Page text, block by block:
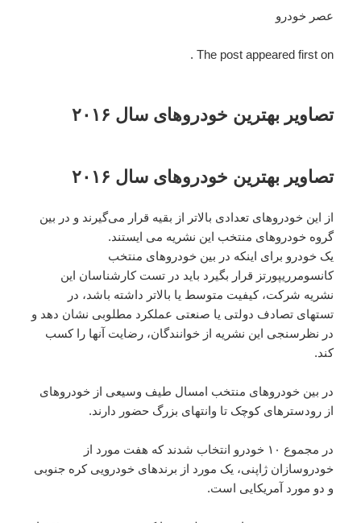
عصر خودرو
The post appeared first on .
تصاویر بهترین خودروهای سال ۲۰۱۶
تصاویر بهترین خودروهای سال ۲۰۱۶
از این خودروهای تعدادی بالاتر از بقیه قرار می‌گیرند و در بین
گروه خودروهای منتخب این نشریه می ایستند.
یک خودرو برای اینکه در بین خودروهای منتخب
کانسومرریپورتز قرار بگیرد باید در تست کارشناسان این
نشریه شرکت، کیفیت متوسط یا بالاتر داشته باشد، در
تستهای تصادف دولتی یا صنعتی عملکرد مطلوبی نشان دهد و
در نظرسنجی این نشریه از خوانندگان، رضایت آنها را کسب
کند.
در بین خودروهای منتخب امسال طیف وسیعی از خودروهای
از رودسترهای کوچک تا وانتهای بزرگ حضور دارند.
در مجموع ۱۰ خودرو انتخاب شدند که هفت مورد از
خودروسازان ژاپنی، یک مورد از برندهای خودرویی کره جنوبی
و دو مورد آمریکایی است.